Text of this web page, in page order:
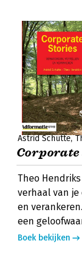
Astrid Schutte
Theo
verhaal van
en
een
Boek bekijken